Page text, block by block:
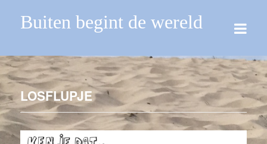
Buiten begint de wereld
LOSFLUPJE